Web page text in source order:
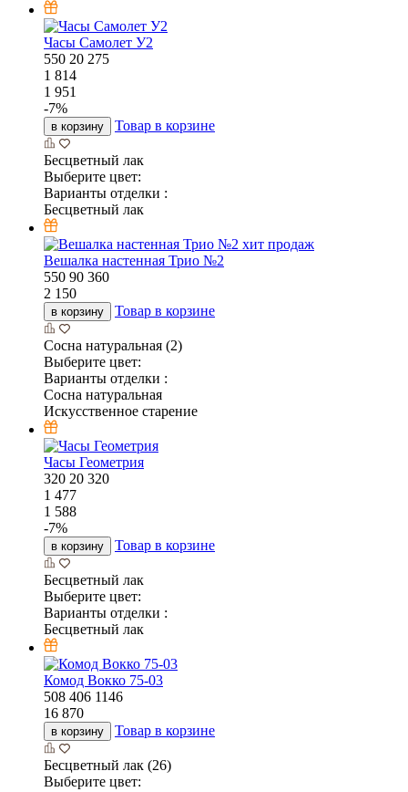
Часы Самолет У2
550 20 275
1 814
1 951
-7%
в корзину Товар в корзине
Бесцветный лак
Выберите цвет:
Варианты отделки :
Бесцветный лак
хит продаж
Вешалка настенная Трио №2
550 90 360
2 150
в корзину Товар в корзине
Сосна натуральная (2)
Выберите цвет:
Варианты отделки :
Сосна натуральная
Искусственное старение
Часы Геометрия
320 20 320
1 477
1 588
-7%
в корзину Товар в корзине
Бесцветный лак
Выберите цвет:
Варианты отделки :
Бесцветный лак
Комод Вокко 75-03
508 406 1146
16 870
в корзину Товар в корзине
Бесцветный лак (26)
Выберите цвет: